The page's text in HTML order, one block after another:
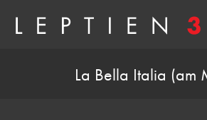
La Bella Italia (am